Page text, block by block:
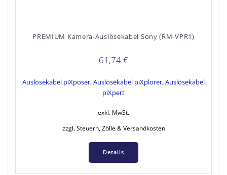
PREMIUM Kamera-Auslösekabel Sony (RM-VPR1)
61,74€
Auslösekabel piXposer,Auslösekabel piXplorer,Auslösekabel
piXpert
exkl. MwSt.
zzgl. Steuern, Zölle & Versandkosten
Details